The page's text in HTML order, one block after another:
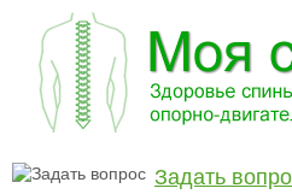
Задать